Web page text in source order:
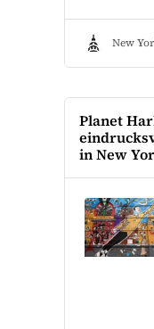
New
Planet
in New